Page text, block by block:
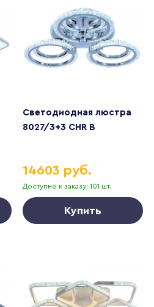
Светодиодная люстра
8027/3+3 CHR B
Доступно к заказу: 101 шт.
14603 руб.
Купить